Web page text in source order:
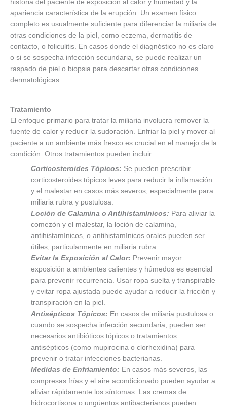
historia del paciente de exposición al calor y humedad y la
apariencia característica de la erupción. Un examen físico
completo es usualmente suficiente para diferenciar la miliaria de
otras condiciones de la piel, como eczema, dermatitis de
contacto, o foliculitis. En casos donde el diagnóstico no es claro
o si se sospecha infección secundaria, se puede realizar un
raspado de piel o biopsia para descartar otras condiciones
dermatológicas.
Tratamiento
El enfoque primario para tratar la miliaria involucra remover la
fuente de calor y reducir la sudoración. Enfriar la piel y mover al
paciente a un ambiente más fresco es crucial en el manejo de la
condición. Otros tratamientos pueden incluir:
Corticosteroides Tópicos: Se pueden prescribir
corticosteroides tópicos leves para reducir la inflamación
y el malestar en casos más severos, especialmente para
miliaria rubra y pustulosa.
Loción de Calamina o Antihistamínicos: Para aliviar la
comezón y el malestar, la loción de calamina,
antihistamínicos, o antihistamínicos orales pueden ser
útiles, particularmente en miliaria rubra.
Evitar la Exposición al Calor: Prevenir mayor
exposición a ambientes calientes y húmedos es esencial
para prevenir recurrencia. Usar ropa suelta y transpirable
y evitar ropa ajustada puede ayudar a reducir la fricción y
transpiración en la piel.
Antisépticos Tópicos: En casos de miliaria pustulosa o
cuando se sospecha infección secundaria, pueden ser
necesarios antibióticos tópicos o tratamientos
antisépticos (como mupirocina o clorhexidina) para
prevenir o tratar infecciones bacterianas.
Medidas de Enfriamiento: En casos más severos, las
compresas frías y el aire acondicionado pueden ayudar a
aliviar rápidamente los síntomas. Las cremas de
hidrocortisona o ungüentos antibacterianos pueden